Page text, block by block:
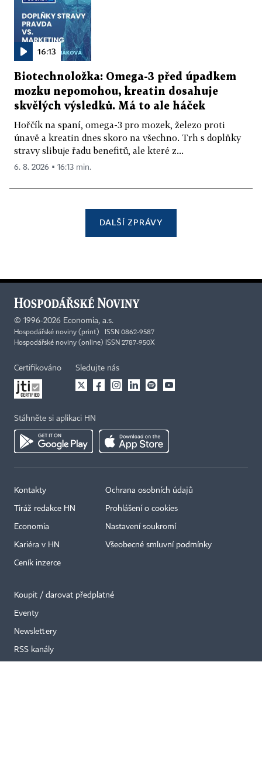
16:13
Biotechnoložka: Omega-3 před úpadkem
mozku nepomohou, kreatin dosahuje
skvělých výsledků. Má to ale háček
Hořčík na spaní, omega-3 pro mozek, železo proti
únavě a kreatin dnes skoro na všechno. Trh s doplňky
stravy slibuje řadu benefitů, ale které z...
6. 8. 2026 ▪ 16:13 min.
DALŠÍ ZPRÁVY
© 1996-2026 Economia, a.s.
Hospodářské noviny (print) ISSN 0862-9587
Hospodářské noviny (online) ISSN 2787-950X
Certifikováno Sledujte nás
Stáhněte si aplikaci HN
Kontakty
Tiráž redakce HN
Economia
Kariéra v HN
Ceník inzerce
Ochrana osobních údajů
Prohlášení o cookies
Nastavení soukromí
Všeobecné smluvní podmínky
Koupit / darovat předplatné
Eventy
Newslettery
RSS kanály